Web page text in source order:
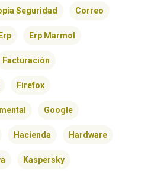
Seguridad Correo
Erp Erp Marmol
Facturación
Firefox
Google
Hacienda Hardware
Kaspersky